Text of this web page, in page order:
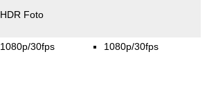
HDR Foto
1080p/30fps 1080p/30fps